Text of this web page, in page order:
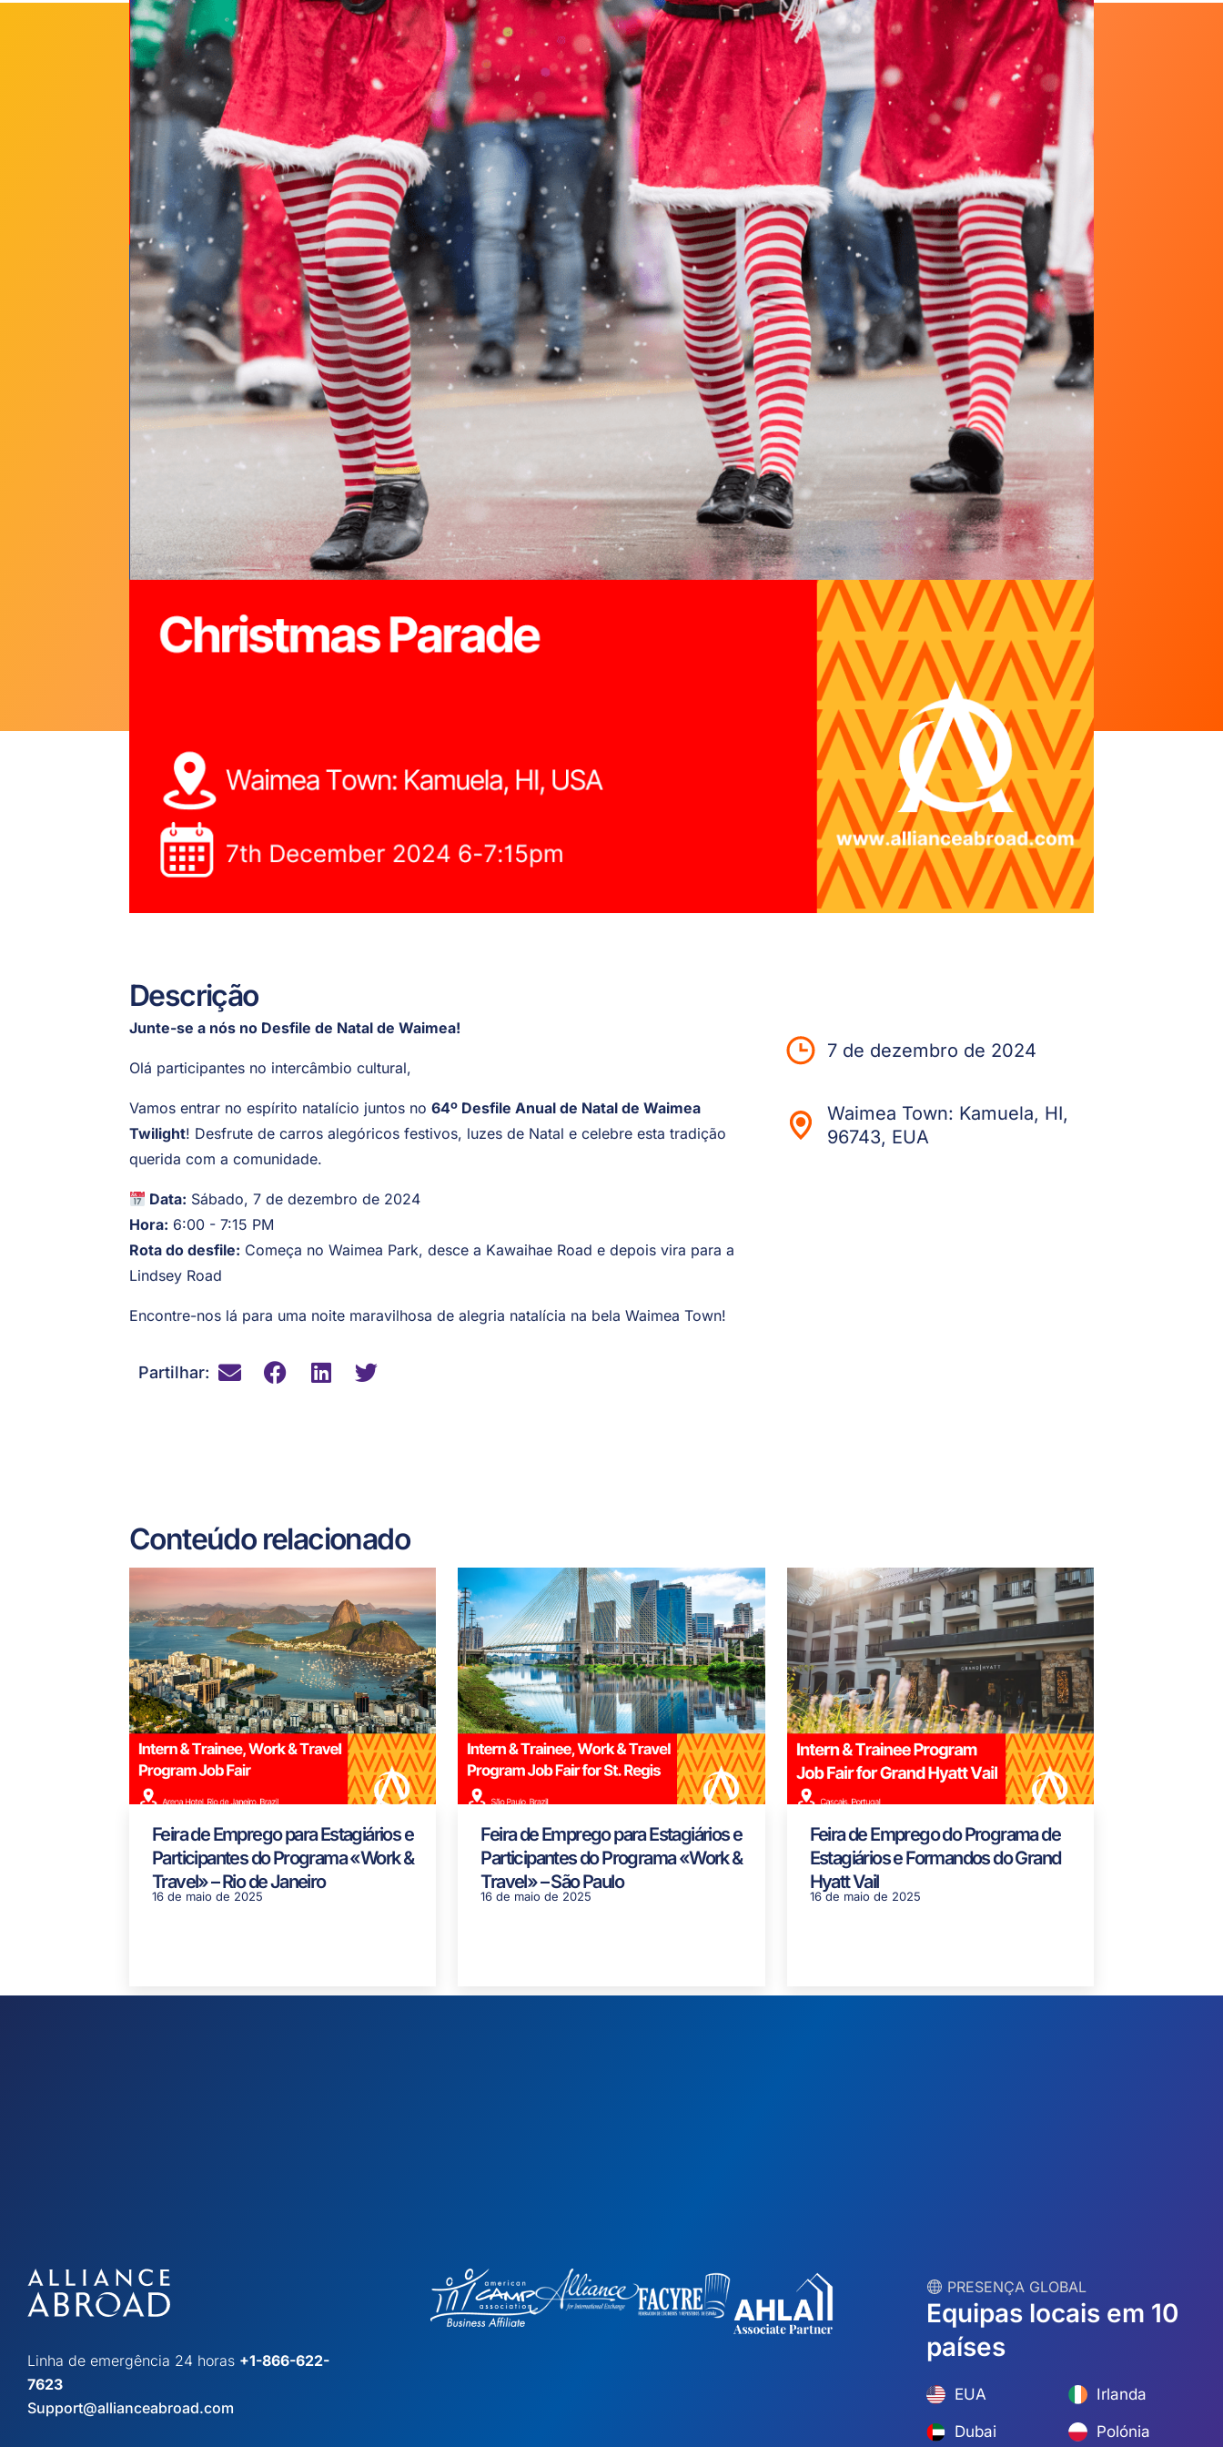
Descrição
Junte-se a nós no Desfile de Natal de Waimea!
Olá participantes no intercâmbio cultural,
Vamos entrar no espírito natalício juntos no 64º Desfile Anual de Natal de Waimea
Twilight! Desfrute de carros alegóricos festivos, luzes de Natal e celebre esta tradição
querida com a comunidade.
Data: Sábado, 7 de dezembro de 2024
Hora: 6:00 - 7:15 PM
Rota do desfile: Começa no Waimea Park, desce a Kawaihae Road e depois vira para a
Lindsey Road
Encontre-nos lá para uma noite maravilhosa de alegria natalícia na bela Waimea Town!
Partilhar:
7 de dezembro de 2024
Waimea Town: Kamuela, HI,
96743, EUA
Conteúdo relacionado
Feira de Emprego para Estagiários e
Participantes do Programa «Work &
Travel» – Rio de Janeiro
16 de maio de 2025
Feira de Emprego para Estagiários e
Participantes do Programa «Work &
Travel» – São Paulo
16 de maio de 2025
Feira de Emprego do Programa de
Estagiários e Formandos do Grand
Hyatt Vail
16 de maio de 2025
Linha de emergência 24 horas +1-866-622-
7623
Support@allianceabroad.com
︎ PRESENÇA GLOBAL
Equipas locais em 10
países
EUA
Dubai
Irlanda
Polónia